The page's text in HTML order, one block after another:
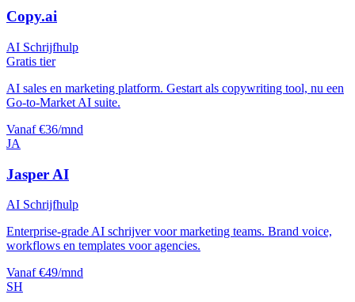
Copy.ai
AI Schrijfhulp
Gratis tier
AI sales en marketing platform. Gestart als copywriting tool, nu een
Go-to-Market AI suite.
Vanaf €36/mnd
JA
Jasper AI
AI Schrijfhulp
Enterprise-grade AI schrijver voor marketing teams. Brand voice,
workflows en templates voor agencies.
Vanaf €49/mnd
SH